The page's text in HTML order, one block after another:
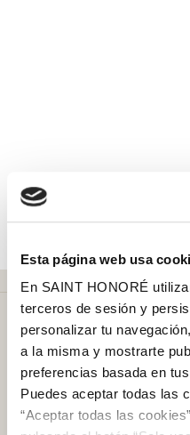
Esta página web usa
En SAINT HONORÉ
terceros de sesión y
personalizar tu
a la misma y mostrarte
preferencias basada en
Puedes aceptar todas las
“Aceptar todas las
Más de 50